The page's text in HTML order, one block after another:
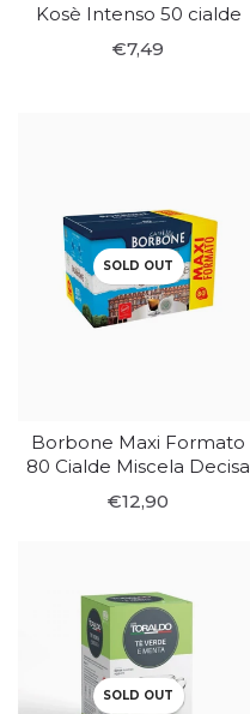
Kosè Intenso 50 cialde
€7,49
SOLD OUT
Borbone Maxi Formato
80 Cialde Miscela Decisa
€12,90
SOLD OUT